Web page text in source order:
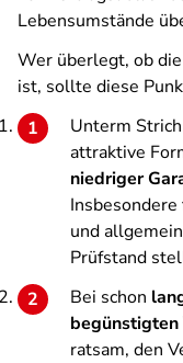
Lebensumstände
Wer überlegt, ob
ist, sollte diese
Unterm
attraktive
niedriger
und
Prüfstand
Bei schon
begünstigten
ratsam, den